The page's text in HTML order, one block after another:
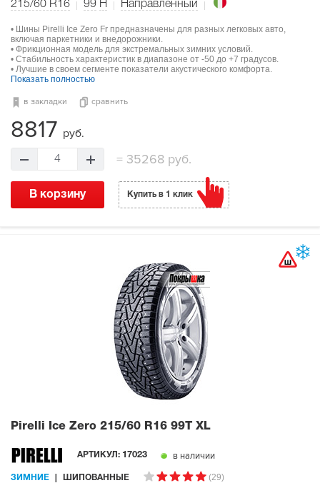
215/60 R16 99 H Направленный
• Шины Pirelli Ice Zero Fr предназначены для разных легковых авто,
включая паркетники и внедорожники.
• Фрикционная модель для экстремальных зимних условий.
• Стабильность характеристик в диапазоне от -50 до +7 градусов.
• Лучшие в своем сегменте показатели акустического комфорта.
Показать полностью
в закладки сравнить
8817 руб.
4 = 35268 руб.
В корзину Купить в 1 клик
Pirelli Ice Zero 215/60 R16 99T XL
АРТИКУЛ: 17023 в наличии
ЗИМНИЕ ШИПОВАННЫЕ (29)